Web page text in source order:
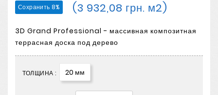
Сохранить 8% (3 932,08 грн. м2)
3D Grand Professional - массивная композитная
террасная доска под дерево
ТОЛЩИНА : 20 мм